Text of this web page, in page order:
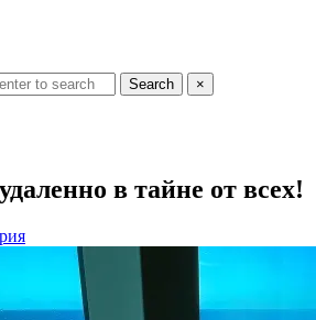
Search ×
в тайне от всех!